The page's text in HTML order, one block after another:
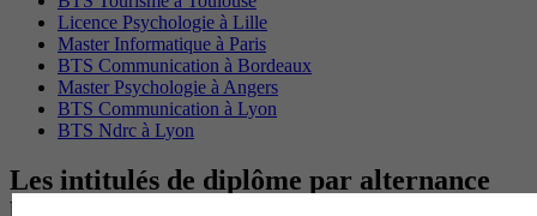
Licence Psychologie à Lille
Master Informatique à Paris
BTS Communication à Bordeaux
Master Psychologie à Angers
BTS Communication à Lyon
BTS Ndrc à Lyon
Les intitulés de diplôme par alternance